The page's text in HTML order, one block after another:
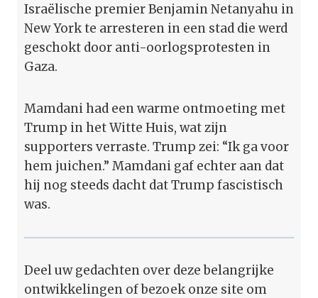
Israëlische premier Benjamin Netanyahu in
New York te arresteren in een stad die werd
geschokt door anti-oorlogsprotesten in
Gaza.
Mamdani had een warme ontmoeting met
Trump in het Witte Huis, wat zijn
supporters verraste. Trump zei: “Ik ga voor
hem juichen.” Mamdani gaf echter aan dat
hij nog steeds dacht dat Trump fascistisch
was.
Deel uw gedachten over deze belangrijke
ontwikkelingen of bezoek onze site om